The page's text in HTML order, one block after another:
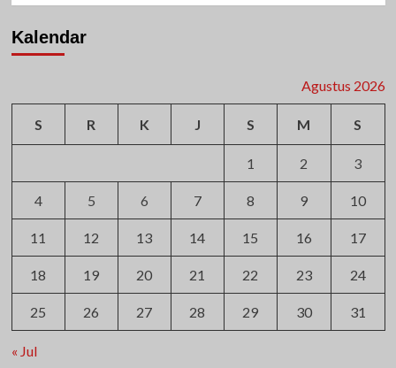
Kalendar
Agustus 2026
S R K J S M S
1 2 3
4 5 6 7 8 9 10
11 12 13 14 15 16 17
18 19 20 21 22 23 24
25 26 27 28 29 30 31
« Jul